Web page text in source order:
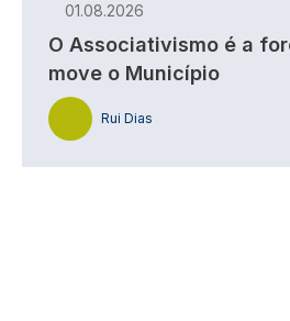
01.08.2026
O Associativismo é a
move o Município
Rui Dias